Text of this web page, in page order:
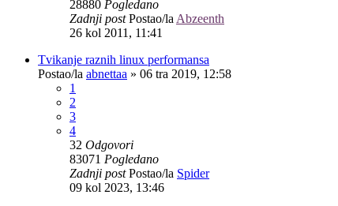
28880 Pogledano
Zadnji postPostao/la Abzeenth
26 kol 2011, 11:41
Tvikanje raznih linux performansa
Postao/la abnettaa » 06 tra 2019, 12:58
1
2
3
4
32 Odgovori
83071 Pogledano
Zadnji postPostao/la Spider
09 kol 2023, 13:46